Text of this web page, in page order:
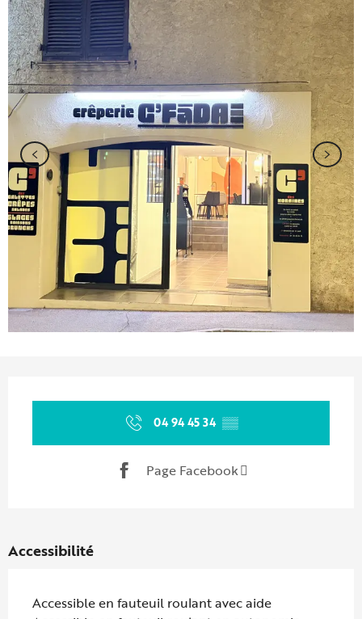
04 94 45 34 ▒▒
Page Facebook
Accessibilité
Accessible en fauteuil roulant avec aide